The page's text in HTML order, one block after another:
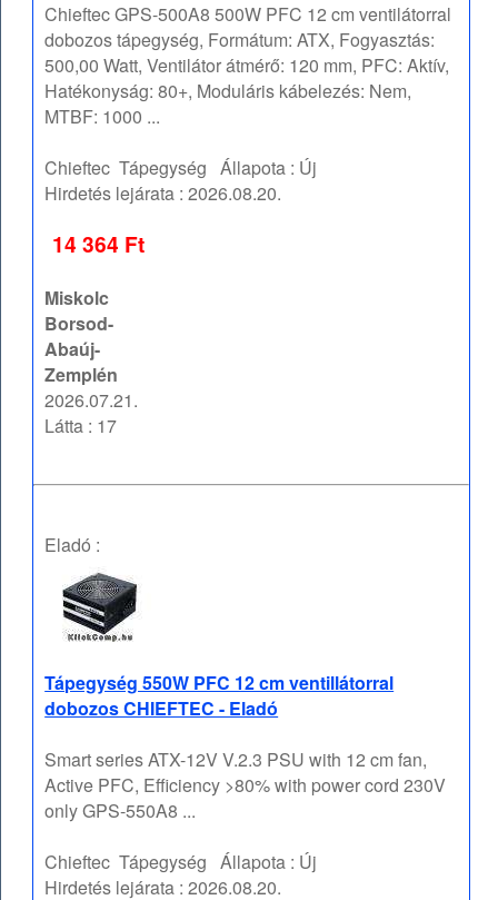
Chieftec GPS-500A8 500W PFC 12 cm ventilátorral
dobozos tápegység, Formátum: ATX, Fogyasztás:
500,00 Watt, Ventilátor átmérő: 120 mm, PFC: Aktív,
Hatékonyság: 80+, Moduláris kábelezés: Nem,
MTBF: 1000 ...
Chieftec Tápegység Állapota : Új
Hirdetés lejárata :2026.08.20.
14 364 Ft
Miskolc
Borsod-
Abaúj-
Zemplén
2026.07.21.
Látta : 17
Eladó :
Tápegység 550W PFC 12 cm ventillátorral
dobozos CHIEFTEC - Eladó
Smart series ATX-12V V.2.3 PSU with 12 cm fan,
Active PFC, Efficiency >80% with power cord 230V
only GPS-550A8 ...
Chieftec Tápegység Állapota : Új
Hirdetés lejárata :2026.08.20.